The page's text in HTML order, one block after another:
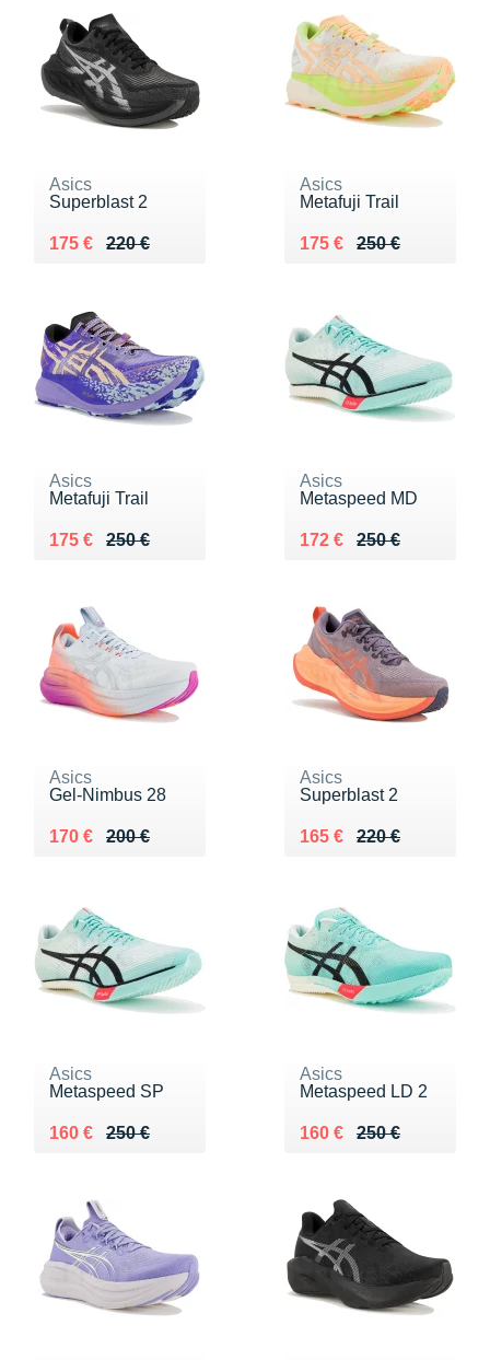
Asics
Superblast 2
220 €
Au lieu de 220 €
175 €
Vendu 175 €
Asics
Metafuji Trail
250 €
Au lieu de 250 €
175 €
Vendu 175 €
Asics
Metafuji Trail
250 €
Au lieu de 250 €
175 €
Vendu 175 €
Asics
Metaspeed MD
250 €
Au lieu de 250 €
172 €
Vendu 172 €
Asics
Gel-Nimbus 28
200 €
Au lieu de 200 €
170 €
Vendu 170 €
Asics
Superblast 2
220 €
Au lieu de 220 €
165 €
Vendu 165 €
Asics
Metaspeed SP
250 €
Au lieu de 250 €
160 €
Vendu 160 €
Asics
Metaspeed LD 2
250 €
Au lieu de 250 €
160 €
Vendu 160 €